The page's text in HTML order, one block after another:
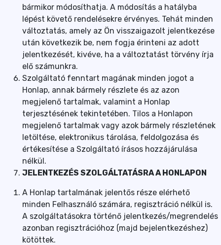
bármikor módosíthatja. A módosítás a hatályba
lépést követő rendelésekre érvényes. Tehát minden
változtatás, amely az Ön visszaigazolt jelentkezése
után következik be, nem fogja érinteni az adott
jelentkezését, kivéve, ha a változtatást törvény írja
elő számunkra.
Szolgáltató fenntart magának minden jogot a
Honlap, annak bármely részlete és az azon
megjelenő tartalmak, valamint a Honlap
terjesztésének tekintetében. Tilos a Honlapon
megjelenő tartalmak vagy azok bármely részletének
letöltése, elektronikus tárolása, feldolgozása és
értékesítése a Szolgáltató írásos hozzájárulása
nélkül.
JELENTKEZÉS SZOLGÁLTATÁSRA A HONLAPON
A Honlap tartalmának jelentős része elérhető
minden Felhasználó számára, regisztráció nélkül is.
A szolgáltatásokra történő jelentkezés/megrendelés
azonban regisztrációhoz (majd bejelentkezéshez)
kötöttek.